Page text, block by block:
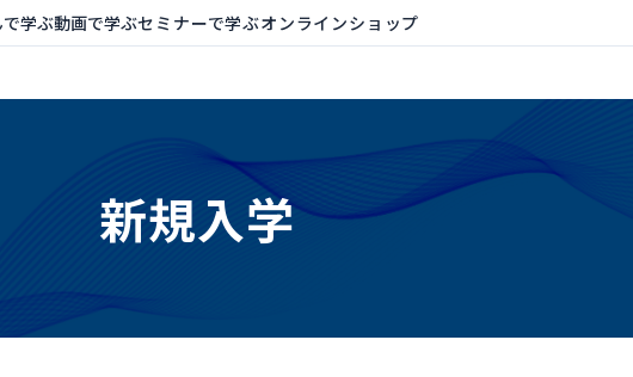
学ぶ動画で学ぶセミナーで学ぶオンラインショップ
新規入学